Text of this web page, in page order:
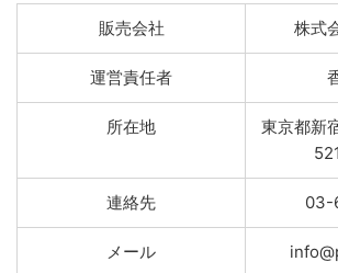
販売会社 株式
運営責任者
所在地
東京都新
連絡先 03-
メール